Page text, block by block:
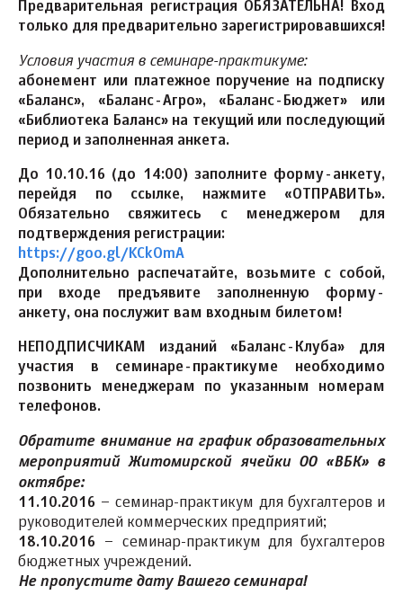
Предварительная регистрация ОБЯЗАТЕЛЬНА! Вход
только для предварительно зарегистрировавшихся!
Условия участия в семинаре-практикуме:
абонемент или платежное поручение на подписку
«Баланс», «Баланс-Агро», «Баланс-Бюджет» или
«Библиотека Баланс» на текущий или последующий
период и заполненная анкета.
До 10.10.16 (до 14:00) заполните форму-анкету,
перейдя по ссылке, нажмите «ОТПРАВИТЬ».
Обязательно свяжитесь с менеджером для
подтверждения регистрации:
https://goo.gl/KCkOmA
Дополнительно распечатайте, возьмите с собой,
при входе предъявите заполненную форму-
анкету, она послужит вам входным билетом!
НЕПОДПИСЧИКАМ изданий «Баланс-Клуба» для
участия в семинаре-практикуме необходимо
позвонить менеджерам по указанным номерам
телефонов.
Обратите внимание на график образовательных
мероприятий Житомирской ячейки ОО «ВБК» в
октябре:
11.10.2016 – семинар-практикум для бухгалтеров и
руководителей коммерческих предприятий;
18.10.2016 – семинар-практикум для бухгалтеров
бюджетных учреждений.
Не пропустите дату Вашего семинара!